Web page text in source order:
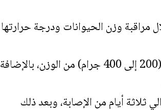
خلال الأيام الـ 28 القادمة – من خلال مراقبة وزن الحيوانات ودرجة حرارتها
خلال الإصابة، لاحظ الفريق أن الحيوانات فقدت ما بين 7 و 14 أونصة (200 إلى 400 جرام) من الوزن، بالإضافة
أيام من الإصابة، وبعد ذلك